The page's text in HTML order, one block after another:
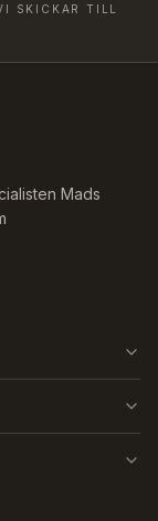
SKICKAR TILL
Mads